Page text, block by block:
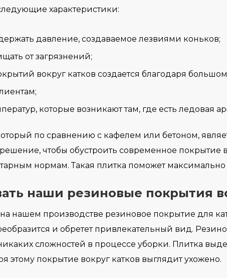
характеристики:
давление, создаваемое лезвиями коньков;
от загрязнений;
вокруг катков создается благодаря
которые возникают там, где есть ледовая
по сравнению с кафелем или бетоном,
чтобы обустроить современное покрытие
нормам. Такая плитка поможет
наши резиновые покрытия
на нашем производстве резиновое покрытие для
и обретет привлекательный вид.
сложностей в процессе уборки. Плитка
этому покрытие вокруг катков выглядит ухожено.